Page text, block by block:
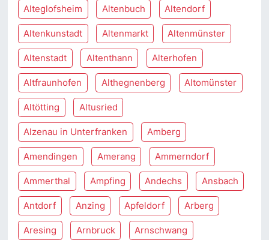
Alteglofsheim Altenbuch Altendorf
Altenkunstadt Altenmarkt Altenmünster
Altenstadt Altenthann Alterhofen
Altfraunhofen Althegnenberg Altomünster
Altötting Altusried
Alzenau in Unterfranken Amberg
Amendingen Amerang Ammerndorf
Ammerthal Ampfing Andechs Ansbach
Antdorf Anzing Apfeldorf Arberg
Aresing Arnbruck Arnschwang